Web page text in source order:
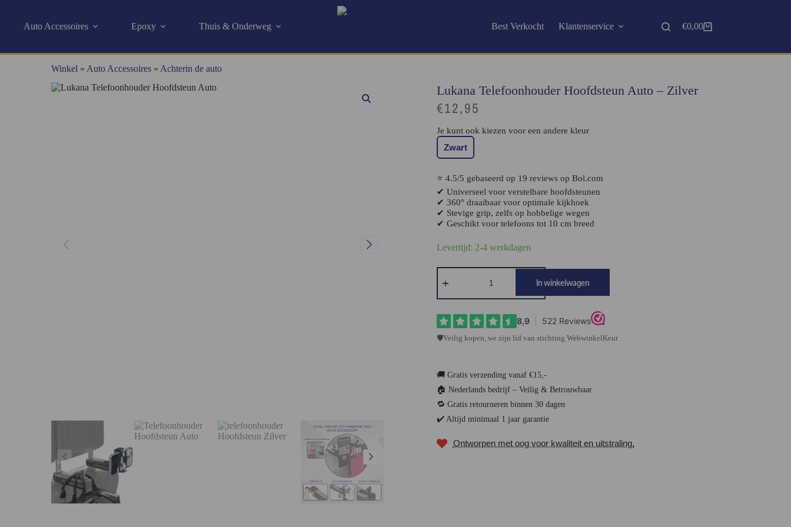
Auto Accessoires Epoxy Thuis & Onderweg Best Verkocht Klantenservice €0,00
Winkel » Auto Accessoires » Achterin de auto
Lukana Telefoonhouder Hoofdsteun Auto – Zilver
€12,95
Je kunt ook kiezen voor een andere kleur
Zwart
⭐ 4.5/5 gebaseerd op 19 reviews op Bol.com
✔ Universeel voor verstelbare hoofdsteunen
✔ 360° draaibaar voor optimale kijkhoek
✔ Stevige grip, zelfs op hobbelige wegen
✔ Geschikt voor telefoons tot 10 cm breed
Levertijd: 2-4 werkdagen
In winkelwagen
🛡️Veilig kopen, we zijn lid van stichting WebwinkelKeur
🚚 Gratis verzending vanaf €15,-
🏠 Nederlands bedrijf – Veilig & Betrouwbaar
🔁 Gratis retourneren binnen 30 dagen
✔️ Altijd minimaal 1 jaar garantie
Ontworpen met oog voor kwaliteit en uitstraling.